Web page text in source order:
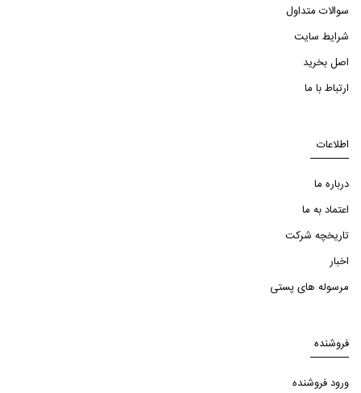
سوالات متداول
شرایط سایت
اصل بخرید
ارتباط با ما
اطلاعات
درباره ما
اعتماد به ما
تاریخچه شرکت
اخبار
مرسوله های پستی
فروشنده
ورود فروشنده